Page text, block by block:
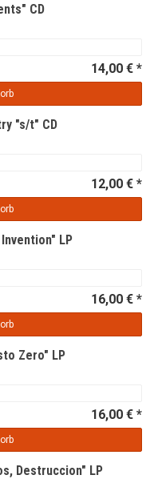
CD
14,00 € *
"s/t" CD
12,00 € *
LP
16,00 € *
Zero" LP
16,00 € *
Destruccion" LP